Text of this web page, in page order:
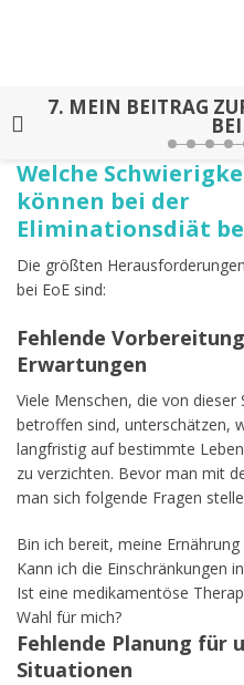
7. MEIN BEITRAG
Welche
können bei der
Eliminationsdiät
Die größten
bei EoE sind:
Fehlende
Erwartungen
Viele Menschen, die von
betroffen sind, unterschätzen,
langfristig auf bestimmte
zu verzichten. Bevor man mit
man sich folgende Fragen
Bin ich bereit, meine
Kann ich die Einschränkungen
Ist eine medikamentöse
Wahl für mich?
Fehlende Planung für
Situationen